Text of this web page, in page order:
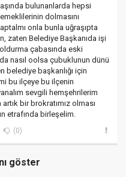
bulunanlarda hepsi
dolmasını
onla bunla uğraşıpta
zaten Belediye Başkanıda işi
çabasında eski
nasıl oolsa çubuklunun dünü
belediye başkanlığı için
bu ilçeye bu ilçenin
sevgili hemşehrilerim
bir brokratımız olması
etrafında birleşelim.
(0)
göster